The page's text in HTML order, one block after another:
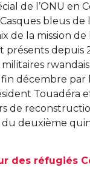
de l’ONU en
bleus de
de la mission de
depuis
décembre par
Touadéra
de
du deuxième
des réfugiés